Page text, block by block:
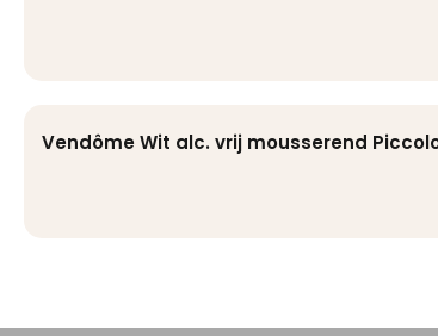
Vendôme Wit alc. vrij mousserend